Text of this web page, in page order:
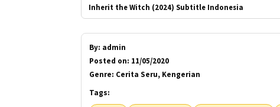
Inherit the Witch (2024) Subtitle Indonesia
By: admin
Posted on: 11/05/2020
Genre: Cerita Seru, Kengerian
Tags: